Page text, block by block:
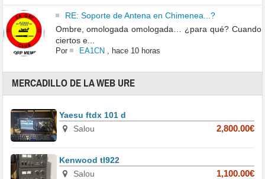
RE: Soporte de Antena en Chimenea...?
Ombre, omologada omologada… ¿para qué? Cuando
ciertos e...
Por EA1CN hace 10 horas
MERCADILLO DE LA WEB URE
Yaesu ftdx 101 d
Salou
2,800.00€
Kenwood tl922
Salou
1,100.00€